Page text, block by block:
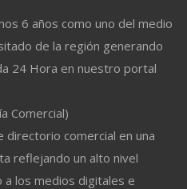
6 años como uno del medio
de la región generando
24 Hora en nuestro portal
Comercial)
directorio comercial en una
reflejando un alto nivel
los medios digitales e